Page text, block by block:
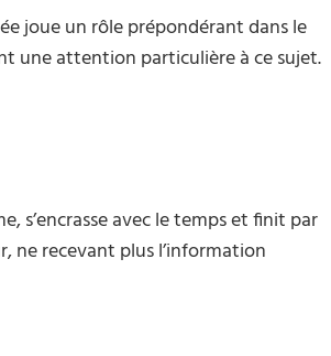
joue un rôle prépondérant dans le
une attention particulière à ce sujet.
s’encrasse avec le temps et finit par
ne recevant plus l’information